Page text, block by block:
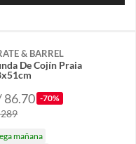
& BARREL
De Cojín Praia
86.70 -70%
mañana